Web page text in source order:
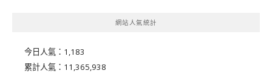
網站人氣統計
今日人氣： 1,183
累計人氣： 11,365,938